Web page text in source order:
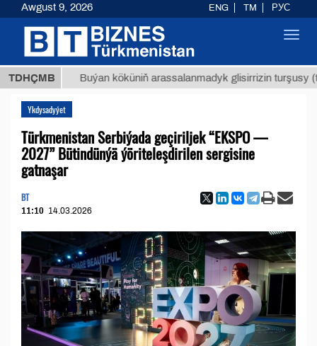
TDHÇMBBuýan köküniň arassalanmadyk glisirrizin turşusy (t.)
Ykdysadyýet
Türkmenistan Serbiýada geçiriljek “EKSPO —
2027” Bütindünýä ýöriteleşdirilen sergisine
gatnaşar
BT
11:10 14.03.2026
Awgust 9, 2026 ENG TM РУС